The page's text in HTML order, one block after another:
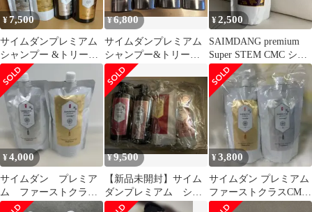
¥7,500
サイムダンプレミアム
シャンプー &トリート
メント&レフィル4個セ
ット
¥6,800
サイムダンプレミアム
シャンプー&トリート
メント 500ml 2セット
¥2,500
SAIMDANG premium
Super STEM CMC シャ
ンプー
¥4,000
サイムダン プレミア
ム ファーストクラ
ス スーパー STEM
¥9,500
【新品未開封】サイム
ダンプレミアム シャ
ンプー&トリートメン
¥3,800
サイムダン プレミアム
ファーストクラスCMC
シャンプー&トリート